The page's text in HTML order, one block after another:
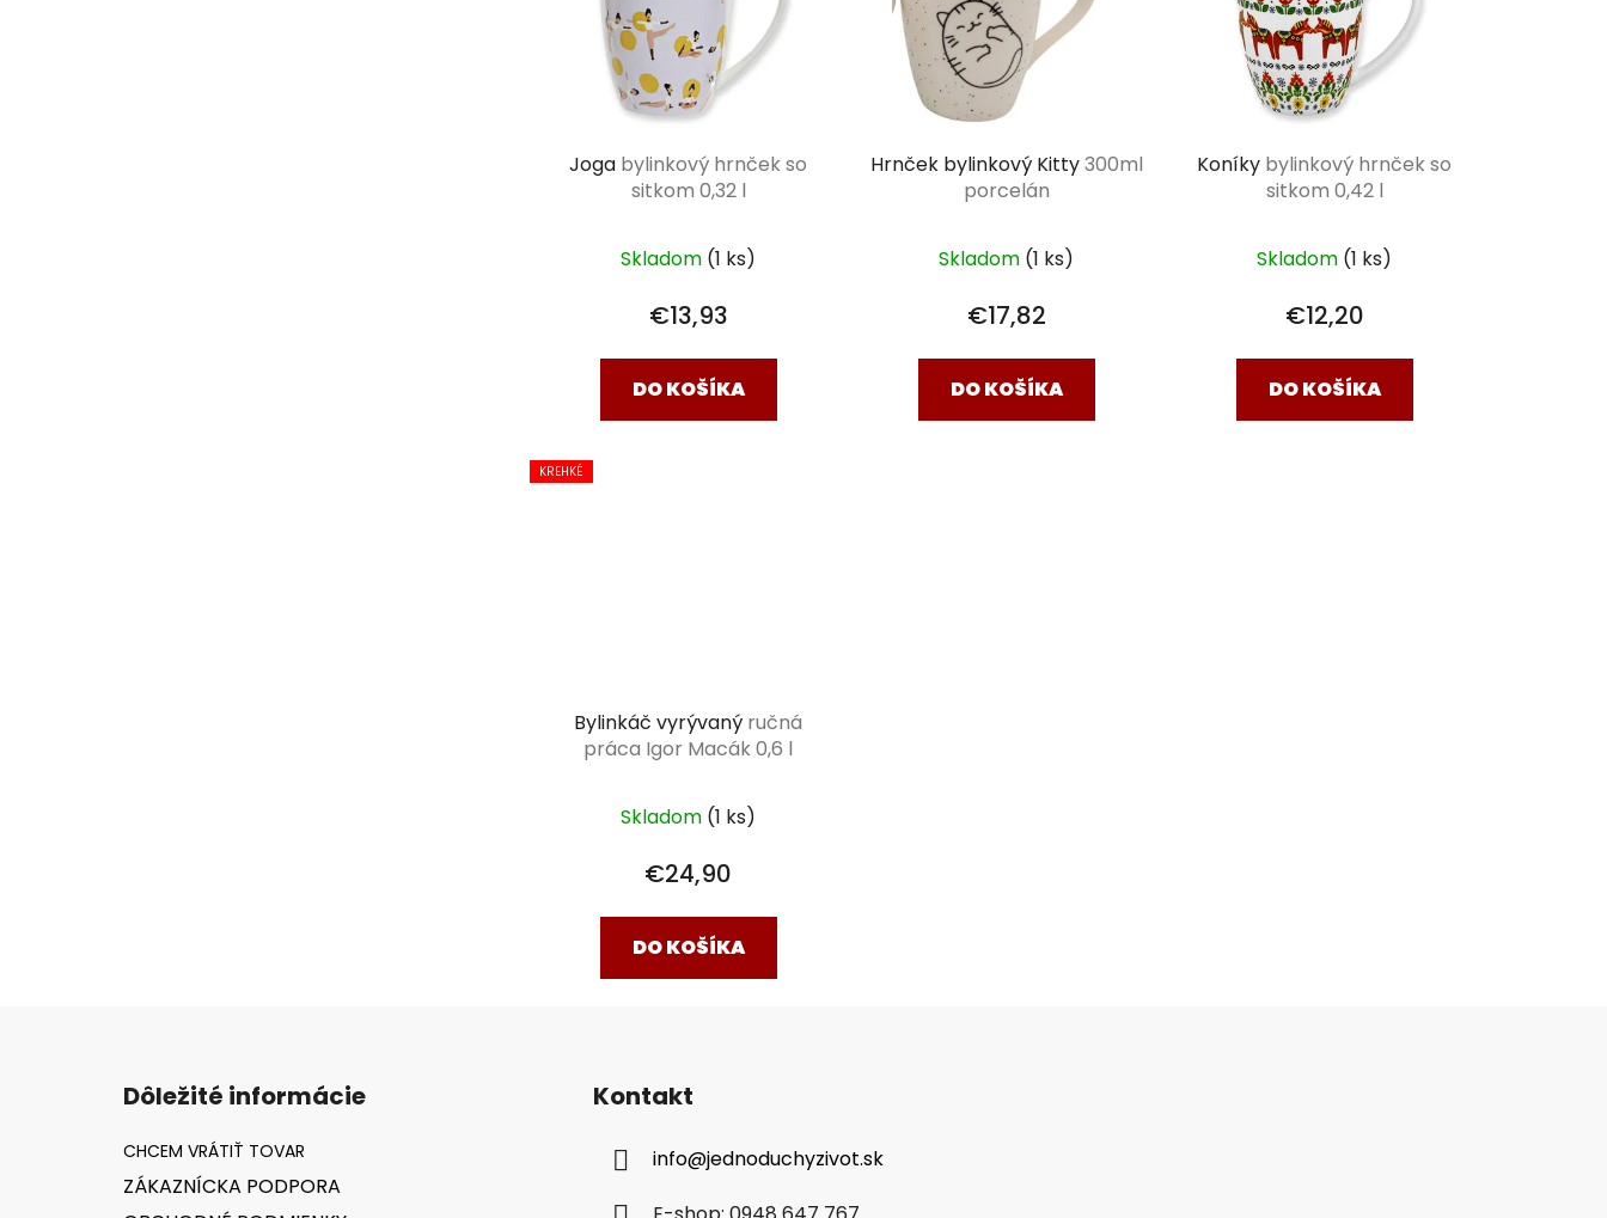
Joga bylinkový hrnček so
sitkom 0,32 l
Skladom (1 ks)
€13,93
DO KOŠÍKA
Hrnček bylinkový Kitty300ml
porcelán
Skladom (1 ks)
€17,82
DO KOŠÍKA
Koníky bylinkový hrnček so
sitkom 0,42 l
Skladom (1 ks)
€12,20
DO KOŠÍKA
KREHKÉ
Bylinkáč vyrývaný ručná
práca Igor Macák 0,6 l
Skladom (1 ks)
€24,90
DO KOŠÍKA
Dôležité informácie
ZÁKAZNÍCKA PODPORA
Kontakt
info@jednoduchyzivot.sk